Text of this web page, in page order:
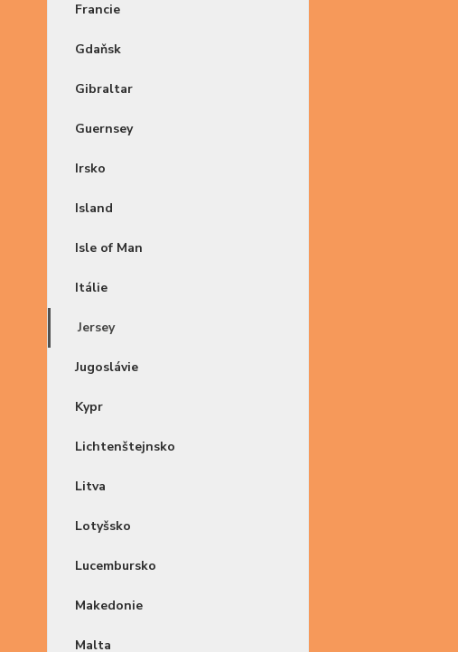
Francie
Gdaňsk
Gibraltar
Guernsey
Irsko
Island
Isle of Man
Itálie
Jersey
Jugoslávie
Kypr
Lichtenštejnsko
Litva
Lotyšsko
Lucembursko
Makedonie
Malta